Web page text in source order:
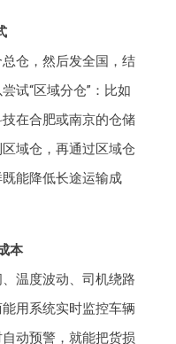
仓，然后发全国，结
试“区域分仓”：比如
在合肥或南京的仓储
域仓，再通过区域仓
能降低长途运输成
本
温度波动、司机绕路
用系统实时监控车辆
动预警，就能把货损